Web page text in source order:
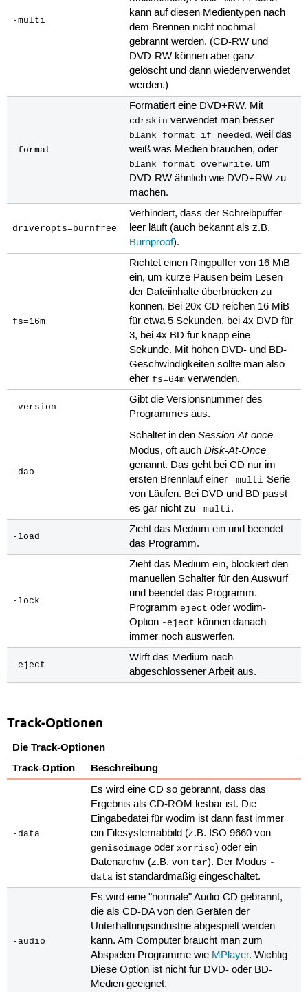
-multi
kann auf diesen Medientypen nach
dem Brennen nicht nochmal
gebrannt werden. (CD-RW und
DVD-RW können aber ganz
gelöscht und dann wiederverwendet
werden.)
-format
Formatiert eine DVD+RW. Mit
cdrskin verwendet man besser
blank=format_if_needed, weil das
weiß was Medien brauchen, oder
blank=format_overwrite, um
DVD-RW ähnlich wie DVD+RW zu
machen.
driveropts=burnfree
Verhindert, dass der Schreibpuffer
leer läuft (auch bekannt als z.B.
Burnproof).
fs=16m
Richtet einen Ringpuffer von 16 MiB
ein, um kurze Pausen beim Lesen
der Dateiinhalte überbrücken zu
können. Bei 20x CD reichen 16 MiB
für etwa 5 Sekunden, bei 4x DVD für
3, bei 4x BD für knapp eine
Sekunde. Mit hohen DVD- und BD-
Geschwindigkeiten sollte man also
eherfs=64m verwenden.
-version
Gibt die Versionsnummer des
Programmes aus.
-dao
Schaltet in denSession-At-once-
Modus, oft auchDisk-At-Once
genannt. Das geht bei CD nur im
ersten Brennlauf einer -multi-Serie
von Läufen. Bei DVD und BD passt
es gar nicht zu -multi.
-load
Zieht das Medium ein und beendet
das Programm.
-lock
Zieht das Medium ein, blockiert den
manuellen Schalter für den Auswurf
und beendet das Programm.
Programmeject oder wodim-
Option -eject können danach
immer noch auswerfen.
-eject
Wirft das Medium nach
abgeschlossener Arbeit aus.
Track-Optionen
Die Track-Optionen
Track-Option
Beschreibung
-data
Es wird eine CD so gebrannt, dass das
Ergebnis als CD-ROM lesbar ist. Die
Eingabedatei für wodim ist dann fast immer
ein Filesystemabbild (z.B. ISO 9660 von
genisoimage oderxorriso) oder ein
Datenarchiv (z.B. von tar). Der Modus -
data ist standardmäßig eingeschaltet.
-audio
Es wird eine "normale" Audio-CD gebrannt,
die als CD-DA von den Geräten der
Unterhaltungsindustrie abgespielt werden
kann. Am Computer braucht man zum
Abspielen Programme wie MPlayer. Wichtig:
Diese Option ist nicht für DVD- oder BD-
Medien geeignet.